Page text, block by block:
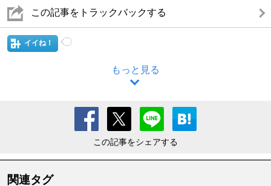
この記事をトラックバックする
イイね！
もっと見る
この記事をシェアする
関連タグ